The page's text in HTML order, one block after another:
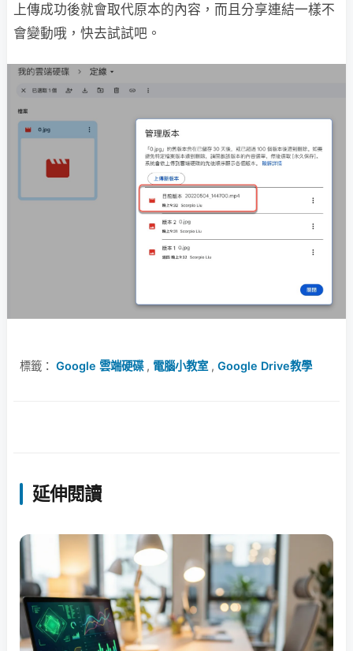
上傳成功後就會取代原本的內容，而且分享連結一樣不
會變動哦，快去試試吧。
標籤： Google 雲端硬碟, 電腦小教室 , Google Drive教學
延伸閱讀